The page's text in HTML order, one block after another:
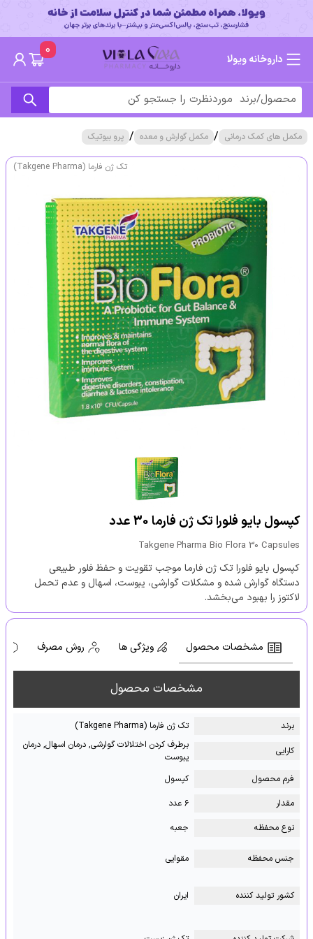
داروخانه ویولا
0
مکمل های کمک درمانی / مکمل گوارش و معده / پرو بیوتیک
تک ژن فارما (Takgene Pharma)
کپسول بایو فلورا تک ژن فارما 30 عدد
Takgene Pharma Bio Flora 30 Capsules
کپسول بایو فلورا تک ژن فارما موجب تقویت و حفظ فلور طبیعی
دستگاه گوارش شده و مشکلات گوارشی، یبوست، اسهال و عدم تحمل
لاکتوز را بهبود می‌بخشد.
مشخصات محصول ویژگی ها روش مصرف
مشخصات محصول
برند
تک ژن فارما (Takgene Pharma)
کارایی
برطرف کردن اختلالات گوارشی, درمان اسهال, درمان
یبوست
فرم محصول
کپسول
مقدار
۶ عدد
نوع محفظه
جعبه
جنس محفظه مقوایی
کشور تولید کننده ایران